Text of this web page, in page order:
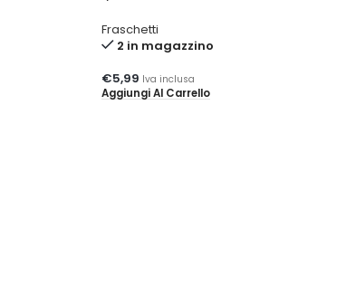
Fraschetti
2 in magazzino
€5,99 Iva inclusa
Aggiungi Al Carrello